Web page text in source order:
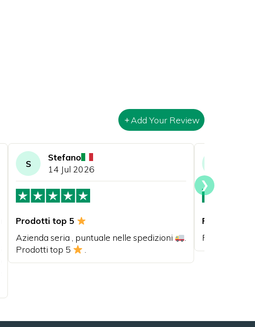
Add Your Review
S
Stefano
14 Jul 2026
Prodotti top 5
Azienda seria , puntuale nelle spedizioni
Prodotti top 5
Puntualità
Puntualità
❯